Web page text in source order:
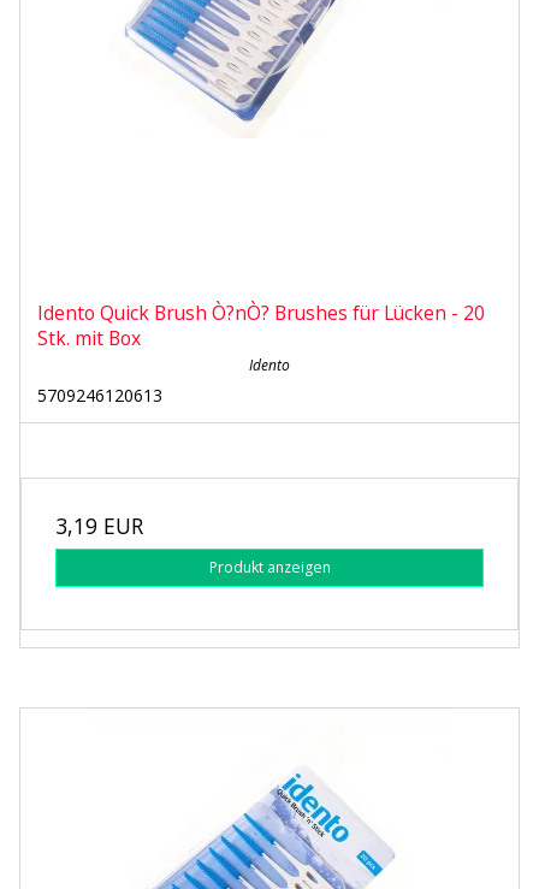
Idento Quick Brush Ò?nÒ? Brushes für Lücken - 20
Stk. mit Box
Idento
5709246120613
3,19 EUR
Produkt anzeigen